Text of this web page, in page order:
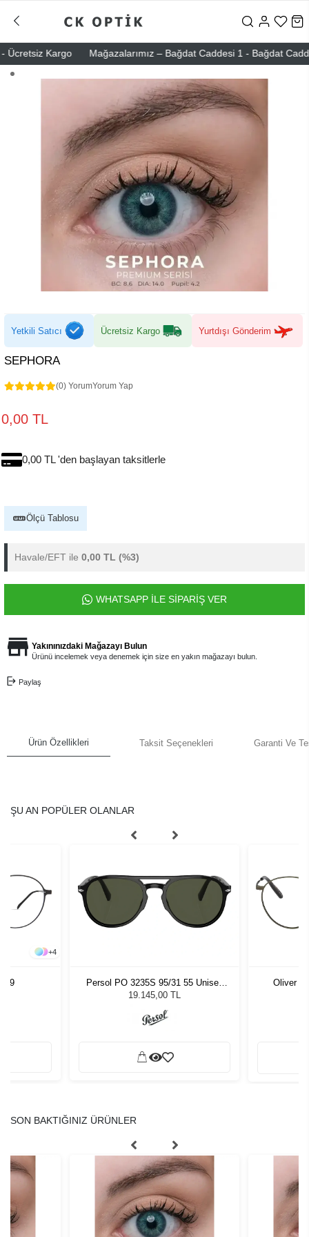
Kargo Mağazalarımız – Bağdat Caddesi 1 - Bağdat
Yetkili Satıcı Ücretsiz Kargo Yurtdışı Gönderim
SEPHORA
(0) YorumYorum Yap
0,00 TL
0,00 TL 'den başlayan taksitlerle
Ölçü Tablosu
Havale/EFT ile 0,00 TL (%3)
WHATSAPP İLE SİPARİŞ VER
Yakınınızdaki Mağazayı Bulun
Ürünü incelemek veya denemek için size en yakın mağazayı bulun.
Paylaş
Ürün Özellikleri Taksit Seçenekleri Garanti Ve
ŞU AN POPÜLER OLANLAR
+4
49
Persol PO 3235S 95/31 55 Unisex
Güneş Gözlüğü
19.145,00 TL
Oliver
SON BAKTIĞINIZ ÜRÜNLER